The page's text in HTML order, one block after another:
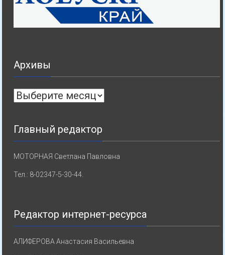
Архивы
Архивы
Главный редактор
МОТОРНАЯ Светлана Павловна
Тел.: 8-02347-5-30-44.
Редактор интернет-ресурса
АЛИФЕРОВА Анастасия Васильевна